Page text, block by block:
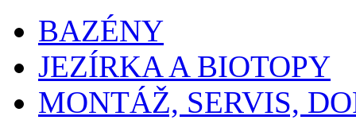
BAZÉNY
JEZÍRKA A BIOTOPY
MONTÁŽ, SERVIS,